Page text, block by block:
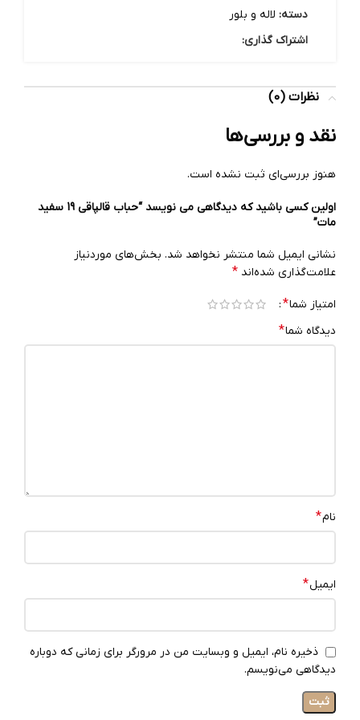
دسته: لاله و بلور
اشتراک گذاری:
نظرات (0)
نقد و بررسی‌ها
هنوز بررسی‌ای ثبت نشده است.
اولین کسی باشید که دیدگاهی می نویسد “حباب قالپاقی 19 سفید
مات”
نشانی ایمیل شما منتشر نخواهد شد. بخش‌های موردنیاز
علامت‌گذاری شده‌اند *
امتیاز شما*
دیدگاه شما*
نام*
ایمیل*
ذخیره نام، ایمیل و وبسایت من در مرورگر برای زمانی که دوباره
دیدگاهی می‌نویسم.